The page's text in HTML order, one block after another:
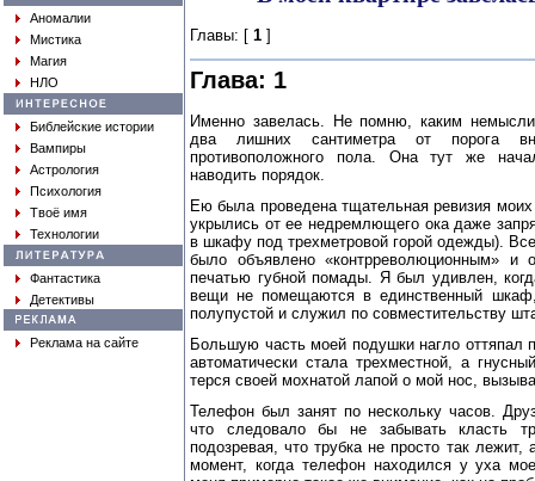
Аномалии
Мистика
Магия
НЛО
Библейские истории
Вампиры
Астрология
Психология
Твоё имя
Технологии
Фантастика
Детективы
Реклама на сайте
Главы: [ 1 ]
Глава: 1
Именно завелась. Не помню, каким
два лишних сантиметра от порога
противоположного пола. Она тут же
наводить порядок.
Ею была проведена тщательная ревизия моих
укрылись от ее недремлющего ока даже
в шкафу под трехметровой горой одежды).
было объявлено «контрреволюционным» и
печатью губной помады. Я был удивлен,
вещи не помещаются в единственный
полупустой и служил по совместительству
Большую часть моей подушки нагло
автоматически стала трехместной, а
терся своей мохнатой лапой о мой нос,
Телефон был занят по нескольку часов.
что следовало бы не забывать класть
подозревая, что трубка не просто так лежит,
момент, когда телефон находился у уха